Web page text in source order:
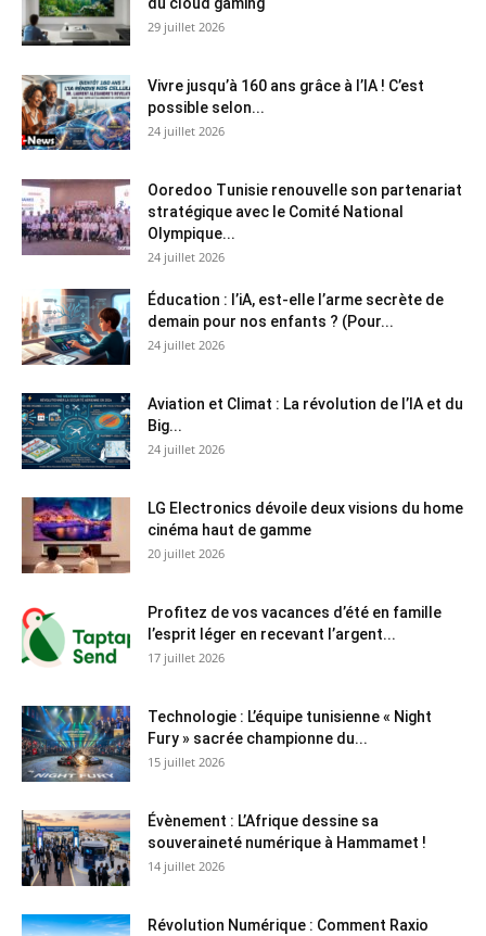
du cloud gaming
29 juillet 2026
Vivre jusqu’à 160 ans grâce à l’IA ! C’est
possible selon...
24 juillet 2026
Ooredoo Tunisie renouvelle son partenariat
stratégique avec le Comité National
Olympique...
24 juillet 2026
Éducation : l’iA, est-elle l’arme secrète de
demain pour nos enfants ? (Pour...
24 juillet 2026
Aviation et Climat : La révolution de l’IA et du
Big...
24 juillet 2026
LG Electronics dévoile deux visions du home
cinéma haut de gamme
20 juillet 2026
Profitez de vos vacances d’été en famille
l’esprit léger en recevant l’argent...
17 juillet 2026
Technologie : L’équipe tunisienne « Night
Fury » sacrée championne du...
15 juillet 2026
Évènement : L’Afrique dessine sa
souveraineté numérique à Hammamet !
14 juillet 2026
Révolution Numérique : Comment Raxio